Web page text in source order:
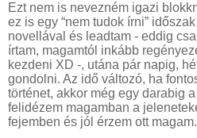
Ezt nem is nevezném igazi
ez is egy “nem tudok írni”
novellával és leadtam - eddig
írtam, magamtól inkább
kezdeni XD -, utána pár napig,
gondolni. Az idő változó, ha
történet, akkor még egy darabig a
felidézem magamban a
fejemben és jól érzem ott magam.